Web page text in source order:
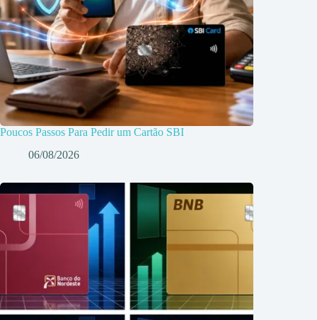
Poucos Passos Para Pedir um Cartão SBI
06/08/2026